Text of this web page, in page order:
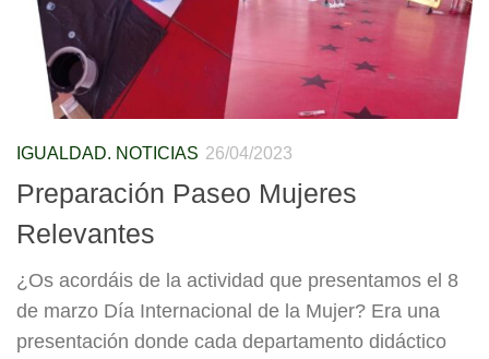
IGUALDAD. NOTICIAS 26/04/2023
Preparación Paseo Mujeres
Relevantes
¿Os acordáis de la actividad que presentamos el 8
de marzo Día Internacional de la Mujer? Era una
presentación donde cada departamento didáctico